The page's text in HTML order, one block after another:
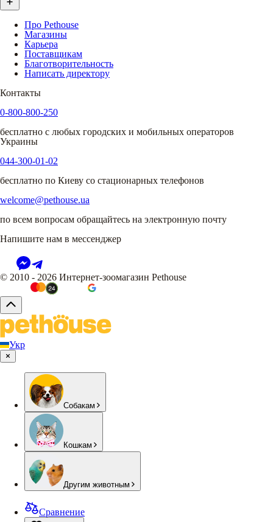
Про Pethouse
Магазины
Карьера
Поставщикам
Благотворительность
Написать директору
Контакты
0-800-800-250
бесплатно с любых городских и мобильных операторов
Украины
044-300-01-02
бесплатно по Киеву со стационарных телефонов
welcome@pethouse.ua
по всем вопросам обращайтесь на электронную почту
Напишите нам в мессенджер
© 2010 - 2026 Интернет-зоомагазин Pethouse
Укр
Собакам
Кошкам
Другим животным
Сравнение